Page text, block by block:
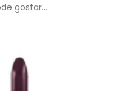
gostar...